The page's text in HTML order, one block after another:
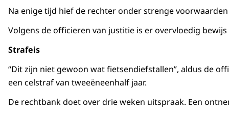
Na enige tijd hief de rechter onder strenge
Volgens de officieren van justitie is er overvloedig
Strafeis
“Dit zijn niet gewoon wat fietsendiefstallen”, aldus de
een celstraf van tweeëneenhalf jaar.
De rechtbank doet over drie weken uitspraak. Een